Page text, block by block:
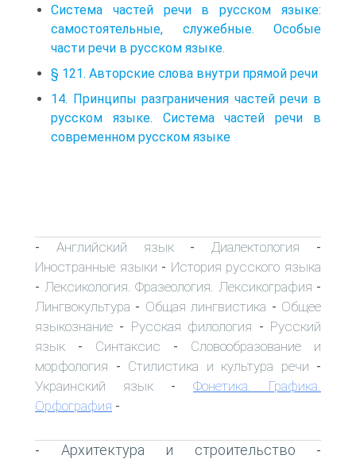
Система частей речи в русском языке:
самостоятельные, служебные. Особые
части речи в русском языке.
§ 121. Авторские слова внутри прямой речи
14. Принципы разграничения частей речи в
русском языке. Система частей речи в
современном русском языке
- Английский язык- Диалектология -
Иностранные языки - История русского языка
- Лексикология. Фразеология. Лексикография -
Лингвокультура - Общая лингвистика - Общее
языкознание - Русская филология - Русский
язык - Синтаксис - Словообразование и
морфология - Стилистика и культура речи -
Украинский язык - Фонетика. Графика.
Орфография -
- Архитектура и строительство -